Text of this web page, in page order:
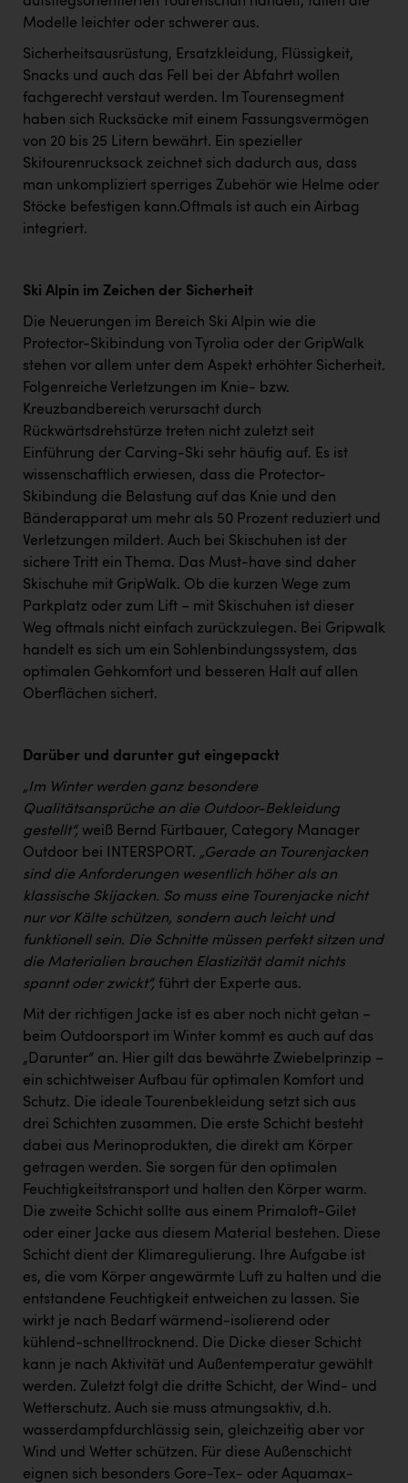
Modelle leichter oder schwerer aus.
Sicherheitsausrüstung, Ersatzkleidung, Flüssigkeit,
Snacks und auch das Fell bei der Abfahrt wollen
fachgerecht verstaut werden. Im Tourensegment
haben sich Rucksäcke mit einem Fassungsvermögen
von 20 bis 25 Litern bewährt. Ein spezieller
Skitourenrucksack zeichnet sich dadurch aus, dass
man unkompliziert sperriges Zubehör wie Helme oder
Stöcke befestigen kann.Oftmals ist auch ein Airbag
integriert.
Ski Alpin im Zeichen der Sicherheit
Die Neuerungen im Bereich Ski Alpin wie die
Protector-Skibindung von Tyrolia oder der GripWalk
stehen vor allem unter dem Aspekt erhöhter Sicherheit.
Folgenreiche Verletzungen im Knie- bzw.
Kreuzbandbereich verursacht durch
Rückwärtsdrehstürze treten nicht zuletzt seit
Einführung der Carving-Ski sehr häufig auf. Es ist
wissenschaftlich erwiesen, dass die Protector-
Skibindung die Belastung auf das Knie und den
Bänderapparat um mehr als 50 Prozent reduziert und
Verletzungen mildert. Auch bei Skischuhen ist der
sichere Tritt ein Thema. Das Must-have sind daher
Skischuhe mit GripWalk. Ob die kurzen Wege zum
Parkplatz oder zum Lift – mit Skischuhen ist dieser
Weg oftmals nicht einfach zurückzulegen. Bei Gripwalk
handelt es sich um ein Sohlenbindungssystem, das
optimalen Gehkomfort und besseren Halt auf allen
Oberflächen sichert.
Darüber und darunter gut eingepackt
„Im Winter werden ganz besondere
Qualitätsansprüche an die Outdoor-Bekleidung
gestellt“, weiß Bernd Fürtbauer, Category Manager
Outdoor bei INTERSPORT. „Gerade an Tourenjacken
sind die Anforderungen wesentlich höher als an
klassische Skijacken. So muss eine Tourenjacke nicht
nur vor Kälte schützen, sondern auch leicht und
funktionell sein. Die Schnitte müssen perfekt sitzen und
die Materialien brauchen Elastizität damit nichts
spannt oder zwickt“, führt der Experte aus.
Mit der richtigen Jacke ist es aber noch nicht getan –
beim Outdoorsport im Winter kommt es auch auf das
„Darunter“ an. Hier gilt das bewährte Zwiebelprinzip –
ein schichtweiser Aufbau für optimalen Komfort und
Schutz. Die ideale Tourenbekleidung setzt sich aus
drei Schichten zusammen. Die erste Schicht besteht
dabei aus Merinoprodukten, die direkt am Körper
getragen werden. Sie sorgen für den optimalen
Feuchtigkeitstransport und halten den Körper warm.
Die zweite Schicht sollte aus einem Primaloft-Gilet
oder einer Jacke aus diesem Material bestehen. Diese
Schicht dient der Klimaregulierung. Ihre Aufgabe ist
es, die vom Körper angewärmte Luft zu halten und die
entstandene Feuchtigkeit entweichen zu lassen. Sie
wirkt je nach Bedarf wärmend-isolierend oder
kühlend-schnelltrocknend. Die Dicke dieser Schicht
kann je nach Aktivität und Außentemperatur gewählt
werden. Zuletzt folgt die dritte Schicht, der Wind- und
Wetterschutz. Auch sie muss atmungsaktiv, d.h.
wasserdampfdurchlässig sein, gleichzeitig aber vor
Wind und Wetter schützen. Für diese Außenschicht
eignen sich besonders Gore-Tex- oder Aquamax-